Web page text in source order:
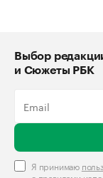
Выбор
и Сюжеты РБК
Я принимаю